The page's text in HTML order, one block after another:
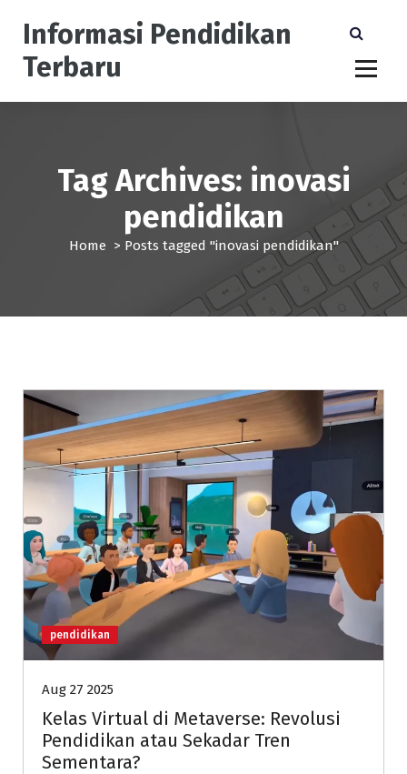
Informasi Pendidikan
Terbaru
Tag Archives: inovasi
pendidikan
Home > Posts tagged "inovasi pendidikan"
pendidikan
Aug 27 2025
Kelas Virtual di Metaverse: Revolusi
Pendidikan atau Sekadar Tren
Sementara?